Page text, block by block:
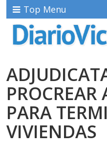
Top Menu
PROCREAR
PARA
VIVIENDAS